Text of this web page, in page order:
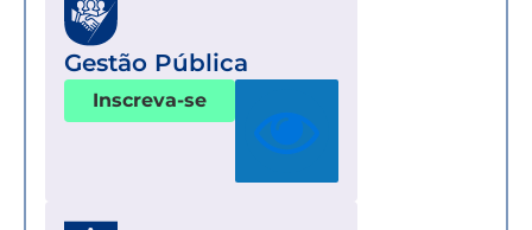
Gestão Pública
Inscreva-se